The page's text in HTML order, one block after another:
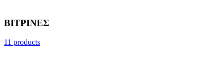
ΒΙΤΡΙΝΕΣ
11 products